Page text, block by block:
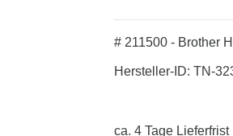
# 211500 - Brother
Hersteller-ID: TN-
ca. 4 Tage Lieferfrist